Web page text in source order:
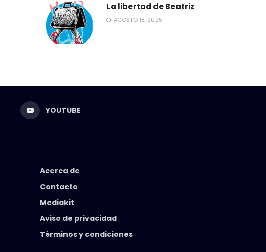
La libertad de Beatriz
AGOSTO 18, 2025
YOUTUBE
Acerca de
Contacto
Mediakit
Aviso de privacidad
Términos y condiciones